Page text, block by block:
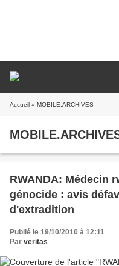
Accueil » MOBILE.ARCHIVES
RWANDA: Médecin
génocide : avis
d'extradition
Publié le 19/10/2010 à 12:11
Par veritas